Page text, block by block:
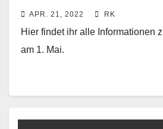
APR. 21, 2022 RK
Hier findet ihr alle Informationen
am 1. Mai.